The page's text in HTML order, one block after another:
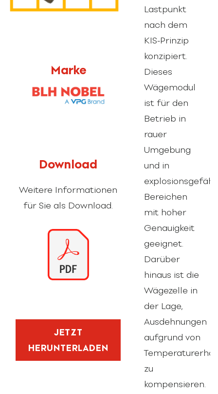
Marke
Download
Weitere Informationen
für Sie als Download.
JETZT
HERUNTERLADEN
Lastpunkt
nach dem
KIS-Prinzip
konzipiert.
Dieses
Wägemodul
ist für den
Betrieb in
rauer
Umgebung
und in
Bereichen
mit hoher
Genauigkeit
geeignet.
Darüber
hinaus ist die
Wägezelle in
der Lage,
Ausdehnungen
aufgrund von
zu
kompensieren.